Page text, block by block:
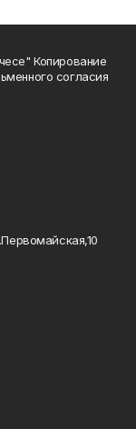
Копирование
согласия